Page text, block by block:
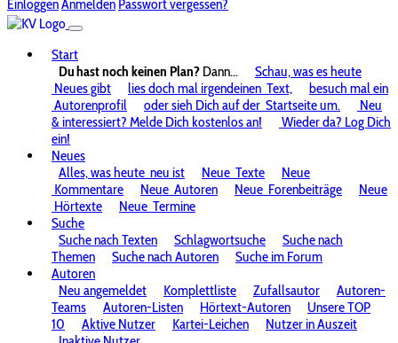
EinloggenAnmelden Passwort vergessen?
Start
Du hast noch keinen Plan? Dann...
Schau, was es heute
Neues gibt
lies doch mal irgendeinen Text,
besuch mal ein
Autorenprofil
oder sieh Dich auf der Startseite um.
Neu
& interessiert? Melde Dich kostenlos an!
Wieder da? Log Dich
ein!
Neues
Alles, was heute neu ist Neue Texte
Neue
Kommentare
Neue Autoren Neue Forenbeiträge
Neue
Hörtexte
Neue Termine
Suche
Suche nach Texten
Schlagwortsuche
Suche nach
Themen
Suche nach Autoren
Suche im Forum
Autoren
Neu angemeldet
Komplettliste Zufallsautor
Autoren-
Teams
Autoren-Listen Hörtext-Autoren
Unsere TOP
10
Aktive Nutzer Kartei-Leichen
Nutzer in Auszeit